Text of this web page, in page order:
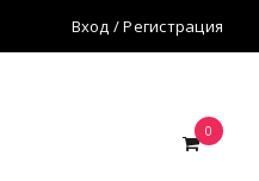
Вход /Регистрация
0